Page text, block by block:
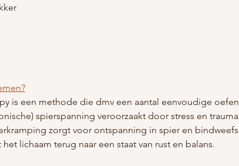
is een methode die dmv een aantal eenvoudige
spierspanning veroorzaakt door stress en
zorgt voor ontspanning in spier en
lichaam terug naar een staat van rust en balans.